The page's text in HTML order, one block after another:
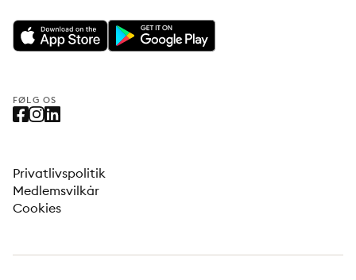
FØLG OS
Privatlivspolitik
Medlemsvilkår
Cookies